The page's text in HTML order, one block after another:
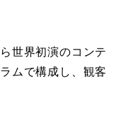
世界初演のコンテ
ムで構成し、観客